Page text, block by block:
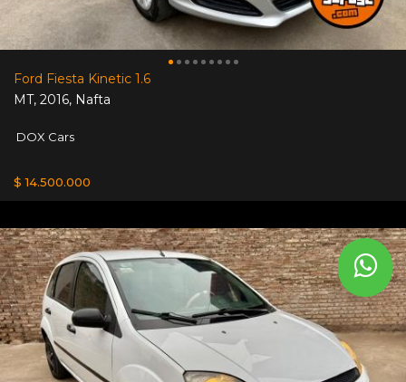
Ford Fiesta Kinetic 1.6
MT, 2016, Nafta
DOX Cars
$ 14.500.000